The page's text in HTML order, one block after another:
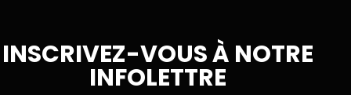
INSCRIVEZ-VOUS À NOTRE
INFOLETTRE